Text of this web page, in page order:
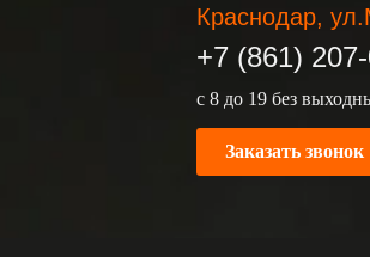
Краснодар,
+7 (861)
с 8 до 19 без
Заказать звонок